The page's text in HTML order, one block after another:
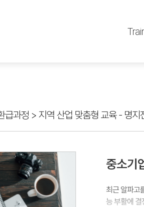
급과정 > 지역 산업 맞춤형 교육 - 명지
중소기
최근 알파고
능 부활에 결